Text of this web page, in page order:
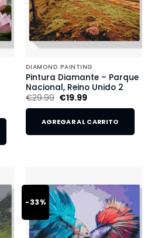
DIAMOND PAINTING
Pintura Diamante – Parque
Nacional, Reino Unido 2
€29.99 €19.99
AGREGAR AL CARRITO
-33%